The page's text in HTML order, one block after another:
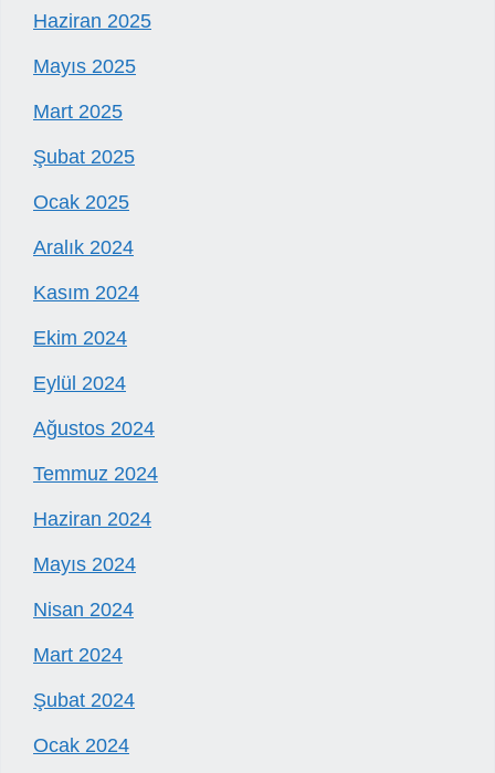
Haziran 2025
Mayıs 2025
Mart 2025
Şubat 2025
Ocak 2025
Aralık 2024
Kasım 2024
Ekim 2024
Eylül 2024
Ağustos 2024
Temmuz 2024
Haziran 2024
Mayıs 2024
Nisan 2024
Mart 2024
Şubat 2024
Ocak 2024